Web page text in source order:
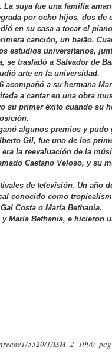
La suya fue una familia
por ocho hijos, dos de
en su casa a tocar el
canción, un baião.
estudios universitarios,
se trasladó a Salvador de
arte en la universidad.
acompañó a su hermana
a cantar en una obra
su primer éxito cuando su
algunos premios y pudo
Gil, fue uno de los
la reevaluación de la
Caetano Veloso, y su
de televisión. Un año
conocido como
Costa o María Bethania.
María Bethania, e hicieron
1/5520/1/